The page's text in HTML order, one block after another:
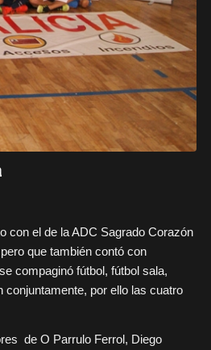
con el de la ADC Sagrado Corazón
que también contó con
compaginó fútbol, fútbol sala,
por ello las cuatro
de O Parrulo Ferrol, Diego